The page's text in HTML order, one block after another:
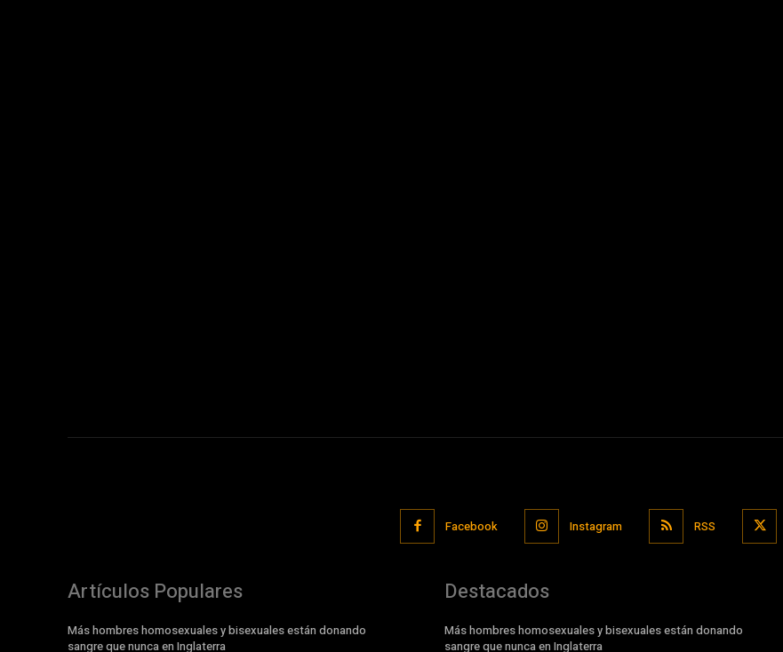
Facebook Instagram RSS
Artículos Populares
Más hombres homosexuales y bisexuales están donando
sangre que nunca en Inglaterra
Destacados
Más hombres homosexuales y bisexuales están donando
sangre que nunca en Inglaterra